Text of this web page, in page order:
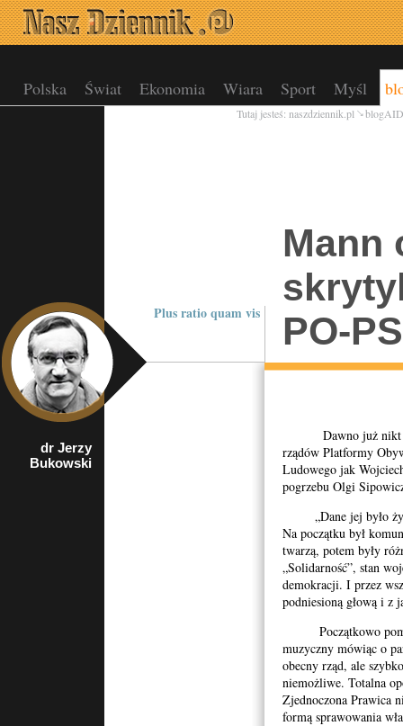
Polska Świat Ekonomia Wiara Sport Myśl
Tutaj jesteś: naszdziennik.pl blogAID
Plus ratio quam vis
Mann
PO-
dr Jerzy
Bukowski
Dawno już nikt nie
rządów Platformy
Ludowego jak
pogrzebu Olgi
„Dane jej było żyć
Na początku był
twarzą, potem były
„Solidarność”, stan
demokracji. I przez
podniesioną głową i z
Początkowo
muzyczny mówiąc o
obecny rząd, ale
niemożliwe. Totalna
Zjednoczona Prawica
formą sprawowania